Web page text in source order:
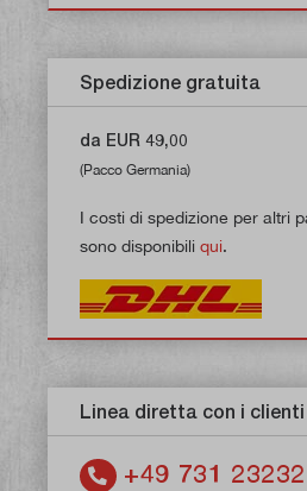
Spedizione gratuita
da EUR 49,00
(Pacco Germania)
I costi di spedizione per altri
sono disponibili qui.
Linea diretta con i clienti
+49 731 23232